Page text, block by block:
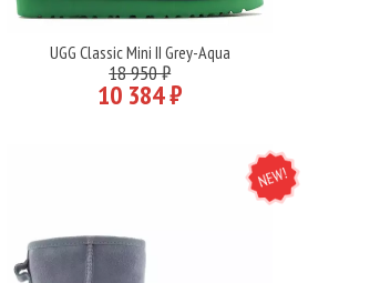
Подробнее
UGG Classic Mini II Grey-Aqua
18 950 ₽
10 384 ₽
NEW